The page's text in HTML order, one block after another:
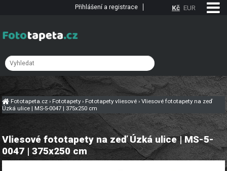
Fototapeta.cz› Fototapety› Fototapety vliesové ›Vliesové fototapety na zeď
Úzká ulice | MS-5-0047 | 375x250 cm
Vliesové fototapety na zeď Úzká ulice | MS-5-
0047 | 375x250 cm
Kč EUR
Přihlášení a registrace